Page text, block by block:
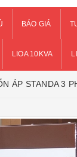
BÁO GIÁ
LIOA 10KVA
ÁP STANDA 3